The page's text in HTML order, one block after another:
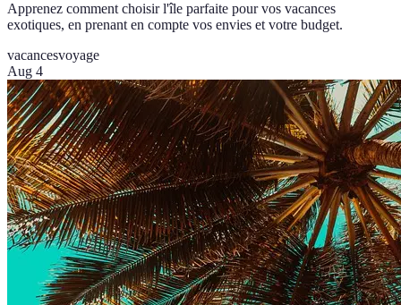
Apprenez comment choisir l'île parfaite pour vos vacances
exotiques, en prenant en compte vos envies et votre budget.
vacancesvoyage
Aug 4